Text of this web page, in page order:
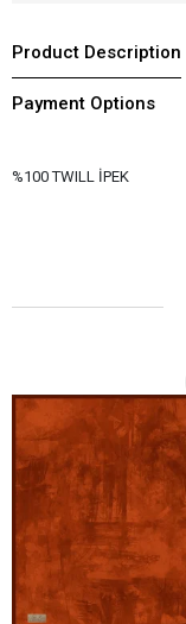
Product Description
Payment Options
%100 TWILL İPEK